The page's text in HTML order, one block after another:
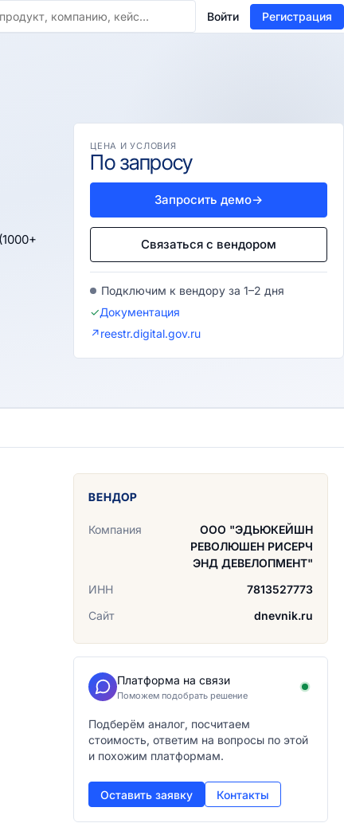
Войти Регистрация
ЦЕНА И УСЛОВИЯ
По запросу
Запросить демо→
Связаться с вендором
Подключим к вендору за 1–2 дня
✓Документация
↗reestr.digital.gov.ru
ВЕНДОР
Компания
ООО "ЭДЬЮКЕЙШН
РЕВОЛЮШЕН РИСЕРЧ
ЭНД ДЕВЕЛОПМЕНТ"
ИНН
7813527773
Сайт
dnevnik.ru
Платформа на связи
Поможем подобрать решение
Подберём аналог, посчитаем
стоимость, ответим на вопросы по этой
и похожим платформам.
Оставить заявку Контакты